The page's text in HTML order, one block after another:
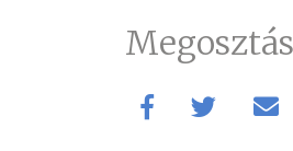
Megosztás